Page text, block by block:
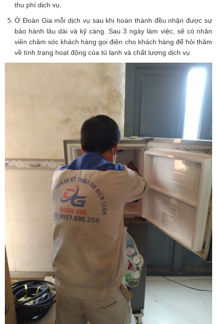
thu phí dịch vụ.
Ở Đoàn Gia mỗi dịch vụ sau khi hoàn thành đều nhận được sự
bảo hành lâu dài và kỹ càng. Sau 3 ngày làm việc, sẽ có nhân
viên chăm sóc khách hàng gọi điện cho khách hàng để hỏi thăm
về tình trạng hoạt động của tủ lạnh và chất lượng dịch vụ